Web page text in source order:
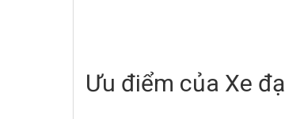
Ưu điểm của Xe